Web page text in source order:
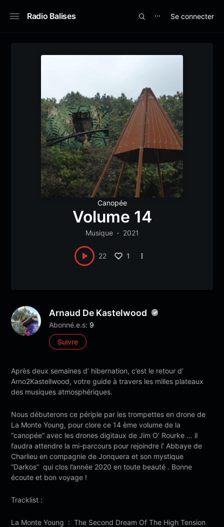
Radio Balises ⋯ Se connecter
Canopée
Volume 14
Musique 2021
22 1
Arnaud De Kastelwood
Abonné.e.s: 9
Suivre
Après deux semaines d’ hibernation, c’est le retour d’
Arno2Kastellwood, votre guide à travers les milles plateaux
des musiques atmosphériques.
Nous débuterons ce périple par les trompettes en drone de
La Monte Young, pour clore ce 14 ème volume de la
“canopée” avec les drones digitaux de Jim O’ Rourke … il
faudra attendre la mi-parcours pour rejoindre l’ Abbaye de
Charlieu en compagnie de Jonquera et son mystique
“Darkos” qui clos l’année 2020 en toute beauté . Bonne
écoute et bon voyage !
Tracklist :
La Monte Young : The Second Dream Of The High Tension